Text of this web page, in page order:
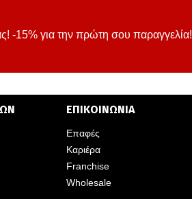
-15% για την πρώτη σου παραγγελία!
ΕΠΙΚΟΙΝΩΝΙΑ
Επαφές
Καριέρα
Franchise
Wholesale